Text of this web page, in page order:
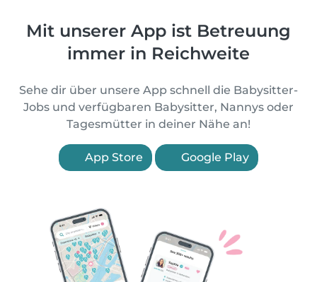
Mit unserer App ist Betreuung
immer in Reichweite
Sehe dir über unsere App schnell die Babysitter-
Jobs und verfügbaren Babysitter, Nannys oder
Tagesmütter in deiner Nähe an!
App Store Google Play